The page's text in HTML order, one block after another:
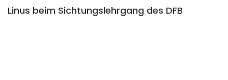
Linus beim Sichtungslehrgang des DFB